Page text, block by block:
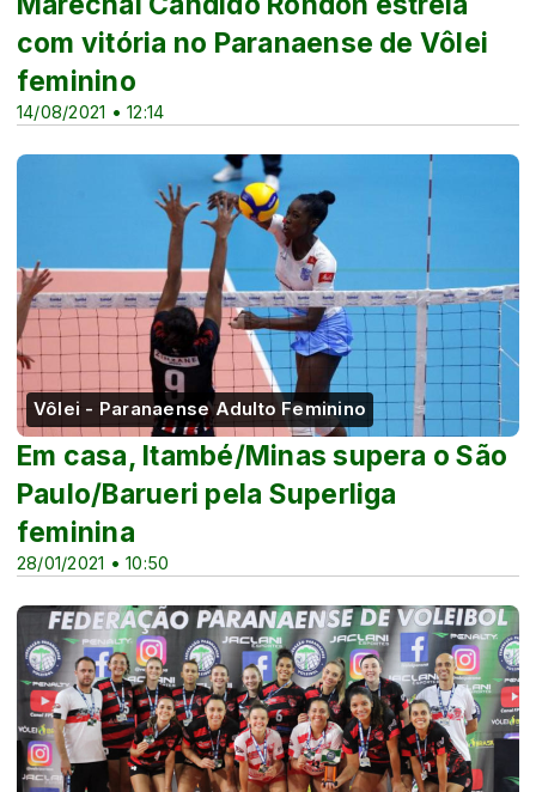
14/08/2021 • 12:14
com vitória no Paranaense de Vôlei
feminino
Vôlei - Paranaense Adulto Feminino
28/01/2021 • 10:50
Em casa, Itambé/Minas supera o São
Paulo/Barueri pela Superliga
feminina